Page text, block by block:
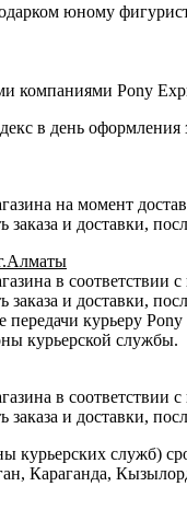
юному
компаниями Pony
в день
на момент
и доставки,
в соответствии
и доставки,
курьеру Pony
курьерской службы.
в соответствии
и доставки,
курьерских служб)
Караганда,